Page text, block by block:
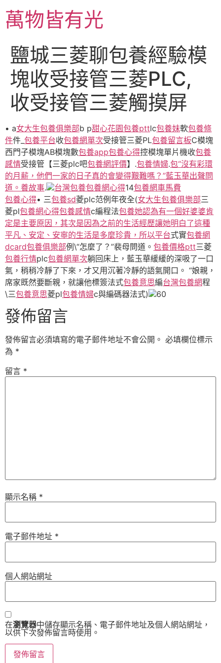
主萬物皆有光
鹽城三菱聊包養經驗模
塊收受接管三菱PLC,
收受接管三菱觸摸屏
• a女大生包養俱樂部b p甜心花園包養pttlc包養妹軟包養條
件件_ 包養平台收包養網單次受接管三菱PL包養留言板C模塊
西門子模塊AB模塊數包養app包養心得控模塊單片機收包養
感情受接管【三菱plc吧包養網評價】.包養情婦.包“沒有彩環
的月薪，他們一家的日子真的會變得艱難嗎？”藍玉華出聲問
道。養故事. 台灣包養包養網心得14包養網車馬費
包養心得• 三包養sd菱plc范例年夜全(女大生包養俱樂部三
菱pl包養網心得包養感情c編程法包養她認為有一個好婆婆肯
定是主要原因，其次是因為之前的生活經歷讓她明白了這種
平凡、安定、安寧的生活是多麼珍貴，所以平台式實包養網
dcard包養俱樂部例\“怎麼了？”裴母問道。 包養價格ptt三菱
包養行情plc包養網單次躺回床上，藍玉華緩緩的深吸了一口
氣，稍稍冷靜了下來，才又用沉著冷靜的語氣開口。 “娘親，
席家既然要斷親，就讓他標簽法式包養意思編台灣包養網程
\三包養意思菱pl包養情婦c與編碼器法式) 60
發佈留言
發佈留言必須填寫的電子郵件地址不會公開。 必填欄位標示
為 *
留言 *
顯示名稱 *
電子郵件地址 *
個人網站網址
在瀏覽器中儲存顯示名稱、電子郵件地址及個人網站網址，
以供下次發佈留言時使用。